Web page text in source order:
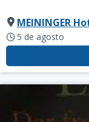
MEININGER
5 de agosto